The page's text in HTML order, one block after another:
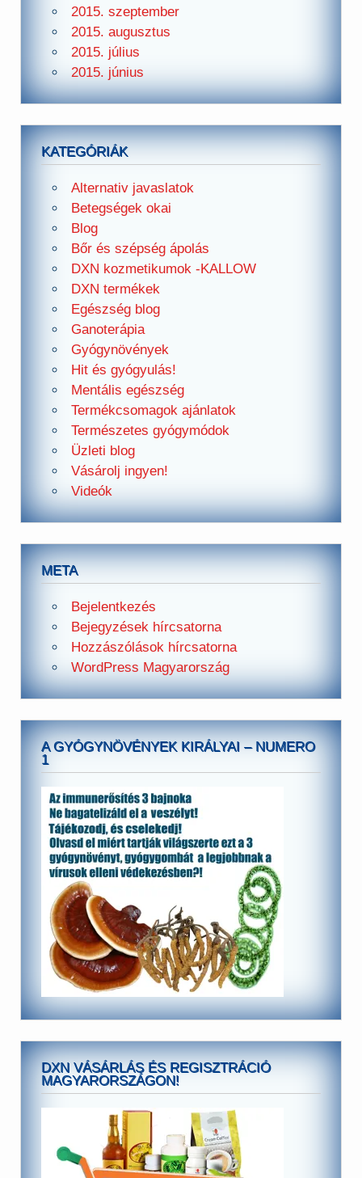
2015. szeptember
2015. augusztus
2015. július
2015. június
KATEGÓRIÁK
Alternativ javaslatok
Betegségek okai
Blog
Bőr és szépség ápolás
DXN kozmetikumok -KALLOW
DXN termékek
Egészség blog
Ganoterápia
Gyógynövények
Hit és gyógyulás!
Mentális egészség
Termékcsomagok ajánlatok
Természetes gyógymódok
Üzleti blog
Vásárolj ingyen!
Videók
META
Bejelentkezés
Bejegyzések hírcsatorna
Hozzászólások hírcsatorna
WordPress Magyarország
A GYÓGYNÖVÉNYEK KIRÁLYAI – NUMERO
1
DXN VÁSÁRLÁS ÉS REGISZTRÁCIÓ
MAGYARORSZÁGON!